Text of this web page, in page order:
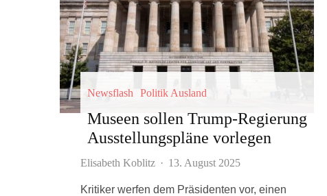
Newsflash Politik Ausland
Museen sollen Trump-Regierung
Ausstellungspläne vorlegen
Elisabeth Koblitz · 13. August 2025
Kritiker werfen dem Präsidenten vor, einen